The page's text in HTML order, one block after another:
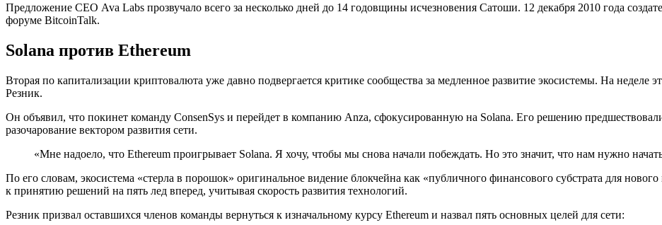
Предложение СЕО Ava Labs прозвучало всего за несколько дней до 14 годовщины исчезновения Сатоши. 12 декабря 2010 года
форуме BitcoinTalk.
Solana против Ethereum
Вторая по капитализации криптовалюта уже давно подвергается критике сообщества за медленное развитие экосистемы. На неделе
Резник.
Он объявил, что покинет команду ConsenSys и перейдет в компанию Anza, сфокусированную на Solana. Его решению
разочарование вектором развития сети.
«Мне надоело, что Ethereum проигрывает Solana. Я хочу, чтобы мы снова начали побеждать. Но это значит, что нам нужно
По его словам, экосистема «стерла в порошок» оригинальное видение блокчейна как «публичного финансового субстрата для
к принятию решений на пять лед вперед, учитывая скорость развития технологий.
Резник призвал оставшихся членов команды вернуться к изначальному курсу Ethereum и назвал пять основных целей для сети: